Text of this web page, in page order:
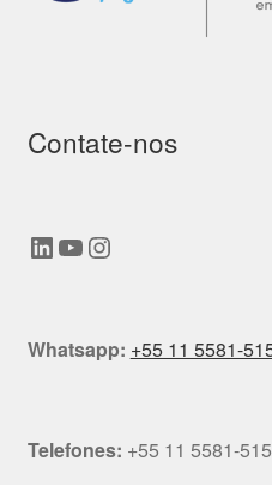
Contate-nos
LinkedIn
Youtube
Instagram
Whatsapp: +55 11 5581-
Telefones: +55 11 5581-